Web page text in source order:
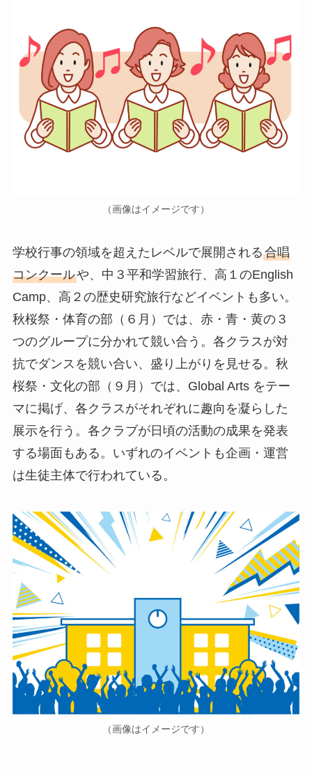
（画像はイメージです）
学校行事の領域を超えたレベルで展開される合唱
コンクールや、中３平和学習旅行、高１のEnglish
Camp、高２の歴史研究旅行などイベントも多い。
秋桜祭・体育の部（６月）では、赤・青・黄の３
つのグループに分かれて競い合う。各クラスが対
抗でダンスを競い合い、盛り上がりを見せる。秋
桜祭・文化の部（９月）では、Global Arts をテー
マに掲げ、各クラスがそれぞれに趣向を凝らした
展示を行う。各クラブが日頃の活動の成果を発表
する場面もある。いずれのイベントも企画・運営
は生徒主体で行われている。
（画像はイメージです）